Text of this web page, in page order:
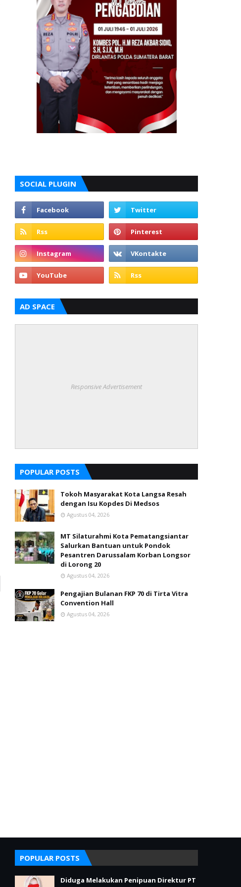
SOCIAL PLUGIN
AD SPACE
Responsive Advertisement
POPULAR POSTS
Tokoh Masyarakat Kota Langsa Resah
dengan Isu Kopdes Di Medsos
Agustus 04, 2026
MT Silaturahmi Kota Pematangsiantar
Salurkan Bantuan untuk Pondok
Pesantren Darussalam Korban Longsor
di Lorong 20
Agustus 04, 2026
Pengajian Bulanan FKP 70 di Tirta Vitra
Convention Hall
Agustus 04, 2026
POPULAR POSTS
Diduga Melakukan Penipuan Direktur PT